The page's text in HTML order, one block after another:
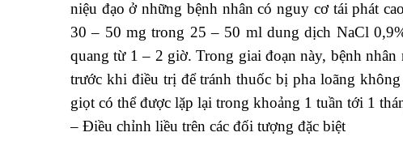
niệu đạo ở những bệnh nhân có nguy cơ tái phát
30 – 50 mg trong 25 – 50 ml dung dịch NaCl
quang từ 1 – 2 giờ. Trong giai đoạn này, bệnh
trước khi điều trị để tránh thuốc bị pha loãng
giọt có thể được lặp lại trong khoảng 1 tuần tới 1
– Điều chỉnh liều trên các đối tượng đặc biệt